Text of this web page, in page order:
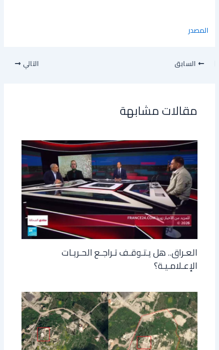
المصدر
السابق التالي
مقالات مشابهة
العـراق.. هل يـتـوقـف تـراجـع الحـريـات
الإعـلامـيـة؟